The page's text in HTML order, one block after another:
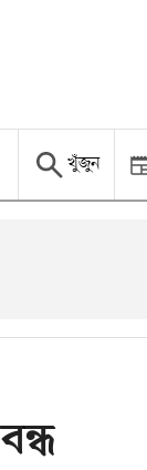
খুঁজুন